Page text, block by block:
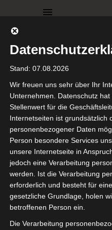
DEKO
31.
Stand: 07.08.2026
Wir freuen uns sehr über Ihr
Unternehmen. Datenschutz
Stellenwert für die
Internetseiten ist grundsätzlich
personenbezogener Daten
Person besondere Services
unsere Internetseite in
jedoch eine Verarbeitung
werden. Ist die Verarbeitung
erforderlich und besteht für
gesetzliche Grundlage, holen
betroffenen Person ein.
Die Verarbeitung